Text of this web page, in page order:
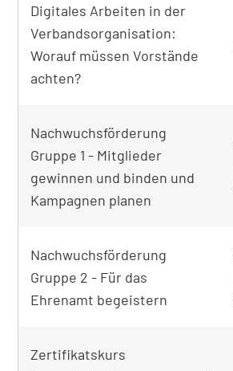
Digitales Arbeiten in der
Verbandsorganisation:
Worauf müssen Vorstände
achten?
Nachwuchsförderung
Gruppe 1 - Mitglieder
gewinnen und binden und
Kampagnen planen
Nachwuchsförderung
Gruppe 2 - Für das
Ehrenamt begeistern
Zertifikatskurs